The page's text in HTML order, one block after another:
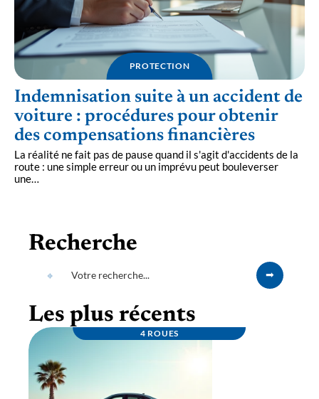
PROTECTION
Indemnisation suite à un accident de
voiture : procédures pour obtenir
des compensations financières
La réalité ne fait pas de pause quand il s'agit d'accidents de la
route : une simple erreur ou un imprévu peut bouleverser
une
Recherche
Les plus récents
4 ROUES